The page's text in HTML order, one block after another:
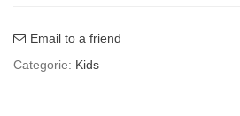
Email to a friend
Categorie: Kids